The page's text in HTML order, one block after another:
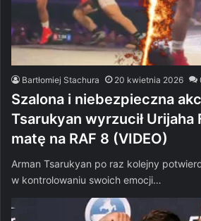
Bartłomiej Stachura 20 kwietnia 2026
Szalona i niebezpieczna
Tsarukyan wyrzucił Urijaha
matę na RAF 8 (VIDEO)
Arman Tsarukyan po raz kolejny
w kontrolowaniu swoich emocji…